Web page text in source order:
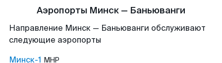
Аэропорты Минск — Баньюванги
Направление Минск — Баньюванги обслуживают
следующие аэропорты
Минск-1 MHP